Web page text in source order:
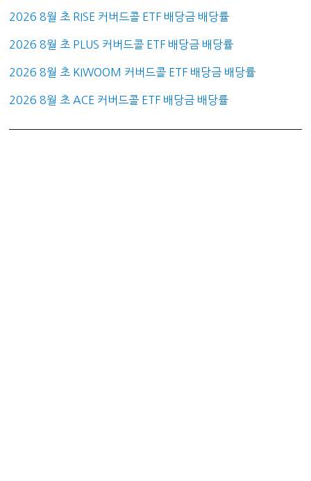
2026 8월 초 RISE 커버드콜 ETF 배당금 배당률
2026 8월 초 PLUS 커버드콜 ETF 배당금 배당률
2026 8월 초 KIWOOM 커버드콜 ETF 배당금 배당률
2026 8월 초 ACE 커버드콜 ETF 배당금 배당률